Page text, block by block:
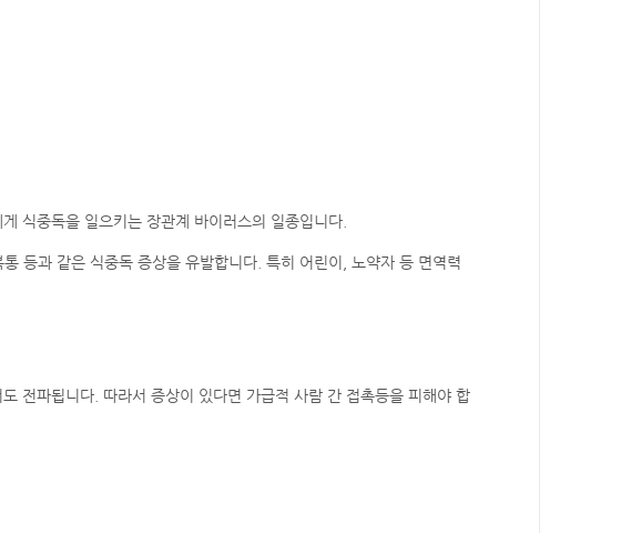
식중독을 일으키는 장관계 바이러스의 일종입니다.
등과 같은 식중독 증상을 유발합니다. 특히 어린이, 노약자 등 면역력
전파됩니다. 따라서 증상이 있다면 가급적 사람 간 접촉등을 피해야 합